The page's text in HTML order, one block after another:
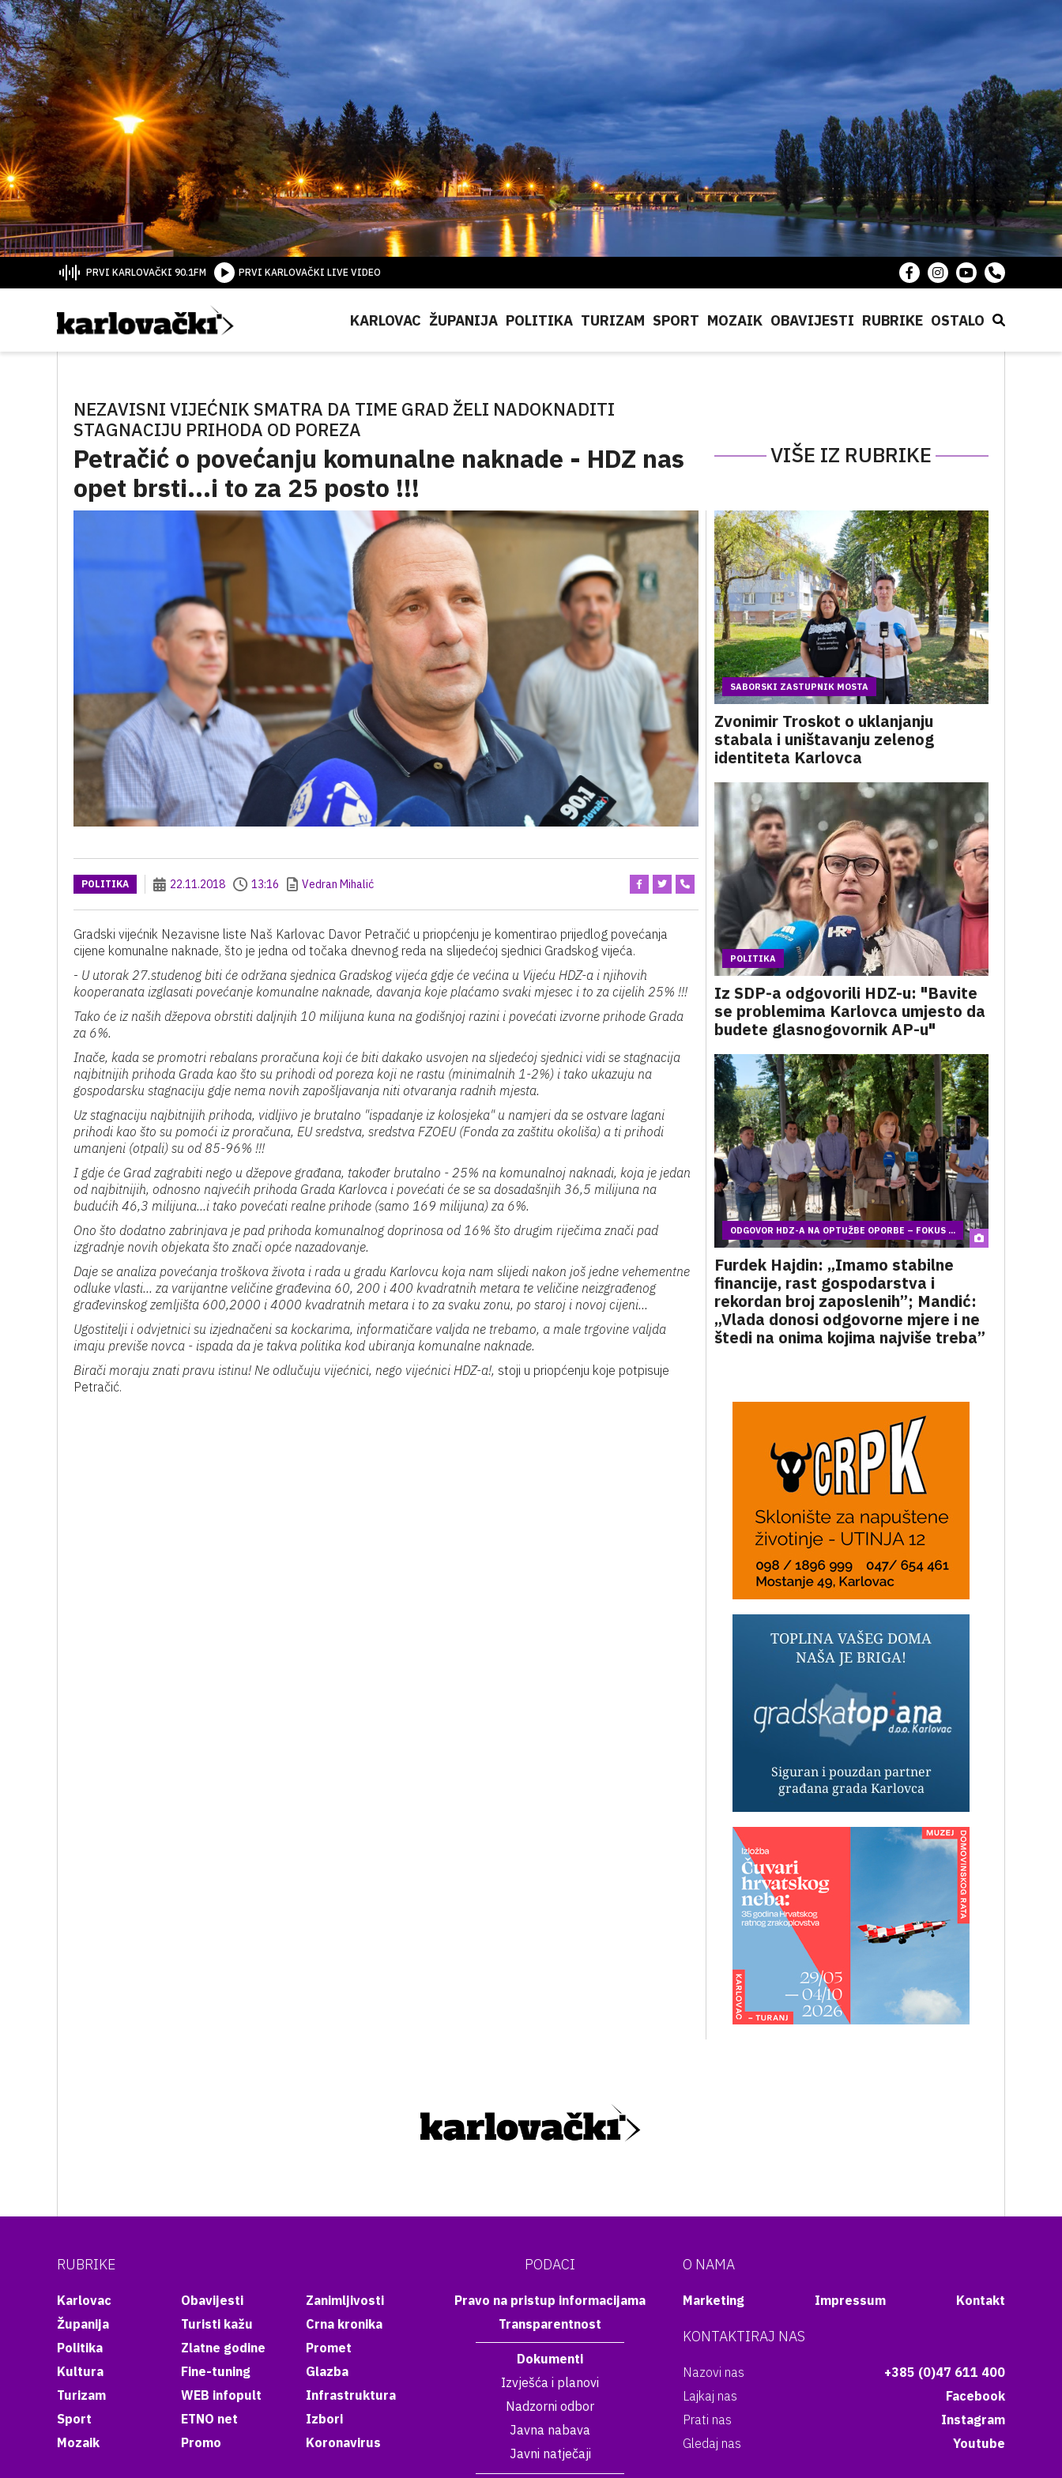
PRVI KARLOVAČKI 90.1FM PRVI KARLOVAČKI LIVE VIDEO
KARLOVAC ŽUPANIJA POLITIKA TURIZAM SPORT MOZAIK OBAVIJESTI RUBRIKE OSTALO
NEZAVISNI VIJEĆNIK SMATRA DA TIME GRAD ŽELI NADOKNADITI
STAGNACIJU PRIHODA OD POREZA
Petračić o povećanju komunalne naknade - HDZ nas
opet brsti...i to za 25 posto !!!
VIŠE IZ RUBRIKE
POLITIKA 22.11.2018 13:16 Vedran Mihalić
Gradski vijećnik Nezavisne liste Naš Karlovac Davor Petračić u priopćenju je komentirao prijedlog povećanja
cijene komunalne naknade, što je jedna od točaka dnevnog reda na slijedećoj sjednici Gradskog vijeća.
- U utorak 27.studenog biti će održana sjednica Gradskog vijeća gdje će većina u Vijeću HDZ-a i njihovih
kooperanata izglasati povećanje komunalne naknade, davanja koje plaćamo svaki mjesec i to za cijelih 25% !!!
Tako će iz naših džepova obrstiti daljnjih 10 milijuna kuna na godišnjoj razini i povećati izvorne prihode Grada
za 6%.
Inače, kada se promotri rebalans proračuna koji će biti dakako usvojen na sljedećoj sjednici vidi se stagnacija
najbitnijih prihoda Grada kao što su prihodi od poreza koji ne rastu (minimalnih 1-2%) i tako ukazuju na
gospodarsku stagnaciju gdje nema novih zapošljavanja niti otvaranja radnih mjesta.
Uz stagnaciju najbitnijih prihoda, vidljivo je brutalno "ispadanje iz kolosjeka" u namjeri da se ostvare lagani
prihodi kao što su pomoći iz proračuna, EU sredstva, sredstva FZOEU (Fonda za zaštitu okoliša) a ti prihodi
umanjeni (otpali) su od 85-96% !!!
I gdje će Grad zagrabiti nego u džepove građana, također brutalno - 25% na komunalnoj naknadi, koja je jedan
od najbitnijih, odnosno najvećih prihoda Grada Karlovca i povećati će se sa dosadašnjih 36,5 milijuna na
budućih 46,3 milijuna...i tako povećati realne prihode (samo 169 milijuna) za 6%.
Ono što dodatno zabrinjava je pad prihoda komunalnog doprinosa od 16% što drugim riječima znači pad
izgradnje novih objekata što znači opće nazadovanje.
Daje se analiza povećanja troškova života i rada u gradu Karlovcu koja nam slijedi nakon još jedne vehementne
odluke vlasti... za varijantne veličine građevina 60, 200 i 400 kvadratnih metara te veličine neizgrađenog
građevinskog zemljišta 600,2000 i 4000 kvadratnih metara i to za svaku zonu, po staroj i novoj cijeni...
Ugostitelji i odvjetnici su izjednačeni sa kockarima, informatičare valjda ne trebamo, a male trgovine valjda
imaju previše novca - ispada da je takva politika kod ubiranja komunalne naknade.
Birači moraju znati pravu istinu! Ne odlučuju vijećnici, nego vijećnici HDZ-a!, stoji u priopćenju koje potpisuje
Petračić.
SABORSKI ZASTUPNIK MOSTA
Zvonimir Troskot o uklanjanju
stabala i uništavanju zelenog
identiteta Karlovca
POLITIKA
Iz SDP-a odgovorili HDZ-u: "Bavite
se problemima Karlovca umjesto da
budete glasnogovornik AP-u"
ODGOVOR HDZ-A NA OPTUŽBE OPORBE – FOKUS ...
Furdek Hajdin: „Imamo stabilne
financije, rast gospodarstva i
rekordan broj zaposlenih”; Mandić:
„Vlada donosi odgovorne mjere i ne
štedi na onima kojima najviše treba”
RUBRIKE
Karlovac
Županija
Politika
Kultura
Turizam
Sport
Mozaik
Obavijesti
Turisti kažu
Zlatne godine
Fine-tuning
WEB infopult
ETNO net
Promo
Zanimljivosti
Crna kronika
Promet
Glazba
Infrastruktura
Izbori
Koronavirus
PODACI
Pravo na pristup informacijama
Transparentnost
Dokumenti
Izvješća i planovi
Nadzorni odbor
Javna nabava
Javni natječaji
O NAMA
Marketing Impressum Kontakt
KONTAKTIRAJ NAS
Nazovi nas
+385 (0)47 611 400
Lajkaj nas
Facebook
Prati nas
Instagram
Gledaj nas
Youtube